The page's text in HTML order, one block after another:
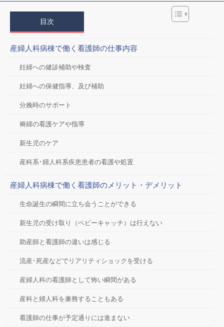
目次
産婦人科病棟で働く看護師の仕事内容
妊婦への健診補助や検査
妊婦への保健指導、及び補助
分娩時のサポート
褥婦の看護ケアや指導
新生児のケア
産科系･婦人科系疾患患者の看護や処置
産婦人科病棟で働く看護師のメリット・デメリット
生命誕生の瞬間に立ち会うことができる
新生児の受け取り（ベビーキャッチ）は行えない
助産師と看護師の違いは感じる
流産･死産などでリアリティショックを受ける
産婦人科の看護師として怖い瞬間がある
産科と婦人科を兼務することもある
看護師の仕事が予定通りには進まない